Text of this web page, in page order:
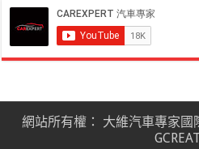
網站所有權： 大維汽車專家國